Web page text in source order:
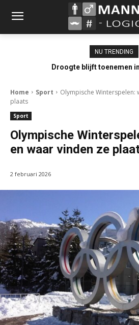
NU TRENDING
Droogte blijft toenemen
Home Sport
Olympische Winterspelen:
plaats
Sport
Olympische
en waar vinden ze
2 februari 2026